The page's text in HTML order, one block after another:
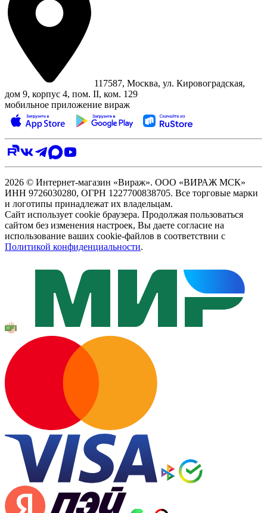
117587, Москва, ул. Кировоградская,
дом 9, корпус 4, пом. II, ком. 129
мобильное приложение вираж
2026 © Интернет-магазин «Вираж». ООО «ВИРАЖ МСК»
ИНН 9726030280, ОГРН 1227700838705. Все торговые марки
и логотипы принадлежат их владельцам.
Сайт использует cookie браузера. Продолжая пользоваться
сайтом без изменения настроек, Вы даете согласие на
использование ваших cookie-файлов в соответствии с
Политикой конфиденциальности.